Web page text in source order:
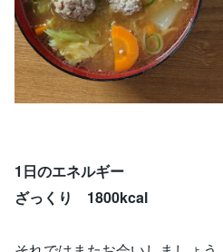
1日のエネルギー
ざっくり 1800kcal